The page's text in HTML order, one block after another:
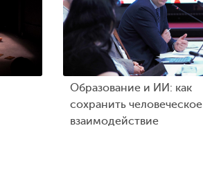
Образование и ИИ: как
сохранить человеческое
взаимодействие